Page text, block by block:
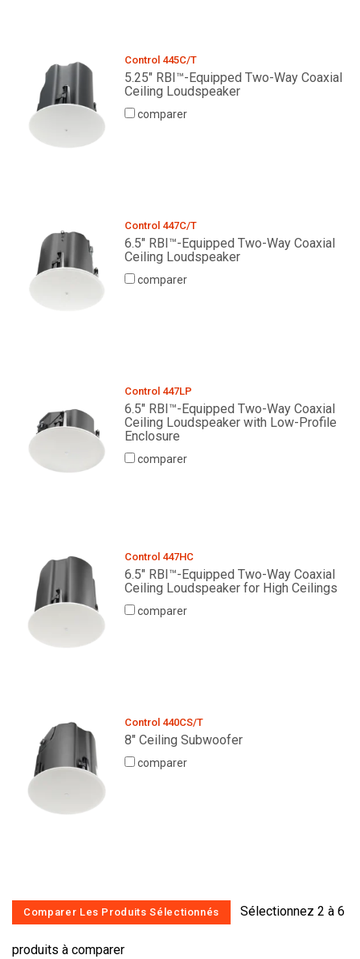
Control 445C/T
5.25" RBI™-Equipped Two-Way Coaxial
Ceiling Loudspeaker
comparer
Control 447C/T
6.5" RBI™-Equipped Two-Way Coaxial
Ceiling Loudspeaker
comparer
Control 447LP
6.5" RBI™-Equipped Two-Way Coaxial
Ceiling Loudspeaker with Low-Profile
Enclosure
comparer
Control 447HC
6.5" RBI™-Equipped Two-Way Coaxial
Ceiling Loudspeaker for High Ceilings
comparer
Control 440CS/T
8" Ceiling Subwoofer
comparer
Sélectionnez 2 à 6
produits à comparer